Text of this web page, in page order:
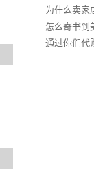
为什么卖家
怎么寄书到
通过你们代